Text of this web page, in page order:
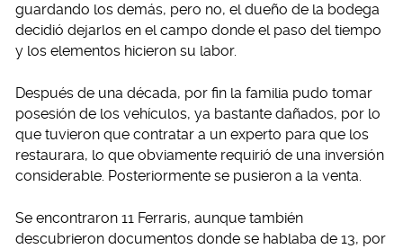
guardando los demás, pero no, el dueño de la bodega
decidió dejarlos en el campo donde el paso del tiempo
y los elementos hicieron su labor.
Después de una década, por fin la familia pudo tomar
posesión de los vehículos, ya bastante dañados, por lo
que tuvieron que contratar a un experto para que los
restaurara, lo que obviamente requirió de una inversión
considerable. Posteriormente se pusieron a la venta.
Se encontraron 11 Ferraris, aunque también
descubrieron documentos donde se hablaba de 13, por